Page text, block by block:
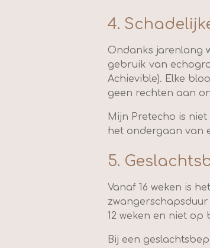
4.
Ondanks jarenlang
gebruik van
Achievible). Elke
geen rechten aan
Mijn Pretecho is
het ondergaan van
5.
Vanaf 16 weken is
12 weken en niet op
Bij een